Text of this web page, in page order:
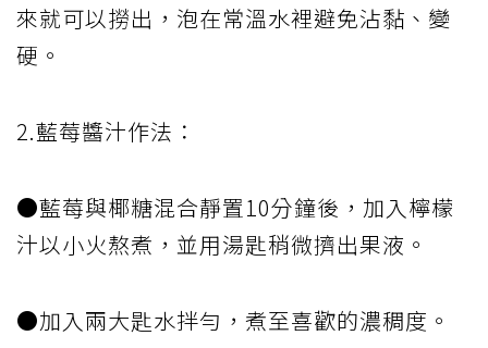
來就可以撈出，泡在常溫水裡避免沾黏、變
硬。
2.藍莓醬汁作法：
●藍莓與椰糖混合靜置10分鐘後，加入檸檬
汁以小火熬煮，並用湯匙稍微擠出果液。
●加入兩大匙水拌勻，煮至喜歡的濃稠度。